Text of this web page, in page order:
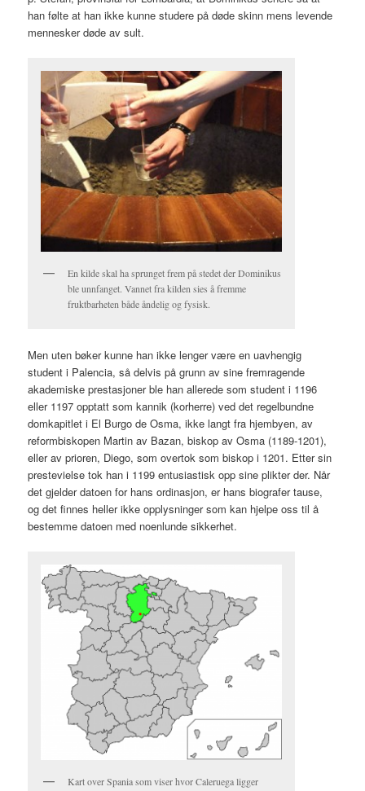
han følte at han ikke kunne studere på døde skinn mens levende
mennesker døde av sult.
En kilde skal ha sprunget frem på stedet der Dominikus
ble unnfanget. Vannet fra kilden sies å fremme
fruktbarheten både åndelig og fysisk.
Men uten bøker kunne han ikke lenger være en uavhengig
student i Palencia, så delvis på grunn av sine fremragende
akademiske prestasjoner ble han allerede som student i 1196
eller 1197 opptatt som kannik (korherre) ved det regelbundne
domkapitlet i El Burgo de Osma, ikke langt fra hjembyen, av
reformbiskopen Martin av Bazan, biskop av Osma (1189-1201),
eller av prioren, Diego, som overtok som biskop i 1201. Etter sin
prestevielse tok han i 1199 entusiastisk opp sine plikter der. Når
det gjelder datoen for hans ordinasjon, er hans biografer tause,
og det finnes heller ikke opplysninger som kan hjelpe oss til å
bestemme datoen med noenlunde sikkerhet.
Kart over Spania som viser hvor Caleruega ligger